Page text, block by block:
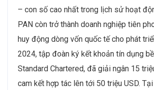
– con số cao nhất trong lịch sử hoạt
PAN còn trở thành doanh nghiệp tiên
huy động dòng vốn quốc tế cho phát
2024, tập đoàn ký kết khoản tín dụng
Standard Chartered, đã giải ngân 15
cam kết hợp tác lên tới 50 triệu USD.